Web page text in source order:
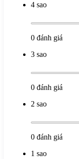
4 sao
0 đánh giá
3 sao
0 đánh giá
2 sao
0 đánh giá
1 sao